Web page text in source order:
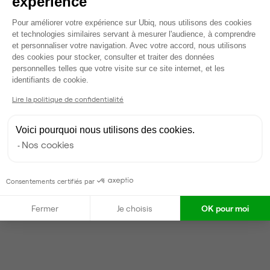
Voir tout
Gestionnaire de l'espace
Delaram
Répond en moins d'une heure
Taux de réponse : 40%
Plateforme de Gestion du
Pour améliorer votre expérience sur Ubiq, nous utilisons des cookies
et technologies similaires servant à mesurer l'audience, à comprendre
et personnaliser votre navigation. Avec votre accord, nous utilisons
des cookies pour stocker, consulter et traiter des données
personnelles telles que votre visite sur ce site internet, et les
identifiants de cookie.
Lire la politique de confidentialité
Voici pourquoi nous utilisons des cookies.
Nos cookies
Consentements certifiés par
Fermer Je choisis OK pour moi